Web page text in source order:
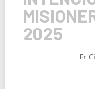
2025
Fr.